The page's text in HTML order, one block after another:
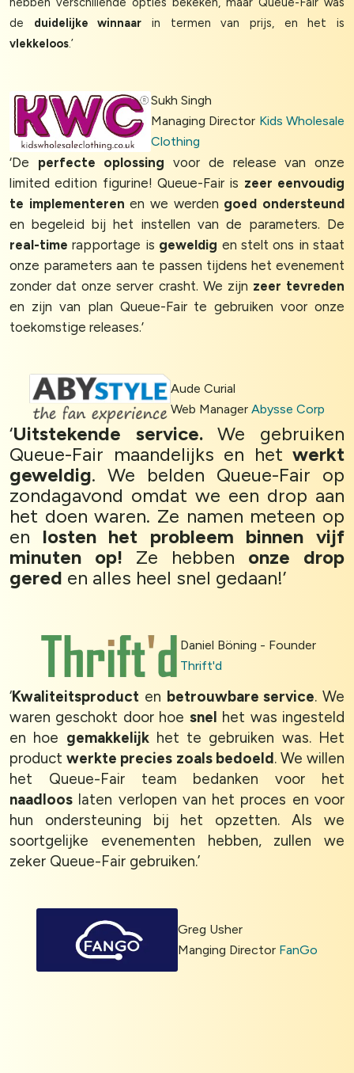
de duidelijke winnaar in termen van prijs, en het is
vlekkeloos.’
Sukh Singh
Managing Director Kids Wholesale
Clothing
‘De perfecte oplossing voor de release van onze
limited edition figurine! Queue-Fair is zeer eenvoudig
te implementeren en we werden goed ondersteund
en begeleid bij het instellen van de parameters. De
real-time rapportage is geweldig en stelt ons in staat
onze parameters aan te passen tijdens het evenement
zonder dat onze server crasht. We zijn zeer tevreden
en zijn van plan Queue-Fair te gebruiken voor onze
toekomstige releases.’
Aude Curial
Web ManagerAbysse Corp
‘Uitstekende service.We gebruiken
Queue-Fair maandelijks en het werkt
geweldig. We belden Queue-Fair op
zondagavond omdat we een drop aan
het doen waren. Ze namen meteen op
en losten het probleem binnen vijf
minuten op! Ze hebben onze drop
gered en alles heel snel gedaan!’
Daniel Böning - Founder
Thrift'd
‘Kwaliteitsproduct en betrouwbare service. We
waren geschokt door hoe snel het was ingesteld
en hoe gemakkelijkhet te gebruiken was. Het
productwerkte precies zoals bedoeld. We willen
het Queue-Fair team bedanken voor het
naadloos laten verlopen van het proces en voor
hun ondersteuning bij het opzetten. Als we
soortgelijke evenementen hebben, zullen we
zeker Queue-Fair gebruiken.’
Greg Usher
Manging Director FanGo